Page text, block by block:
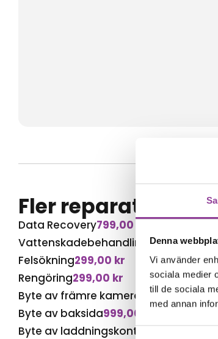
Denna
Vi använder
sociala medier
till de sociala
med annan
Samtyckesval
Fler reparationer
Data Recovery799,00
Vattenskadebehandling
499,00kr
Felsökning299,00 kr
Rengöring299,00 kr
Byte av främre kamera
1 499,00kr
Byte av baksida999,00
Byte av laddningskontakt